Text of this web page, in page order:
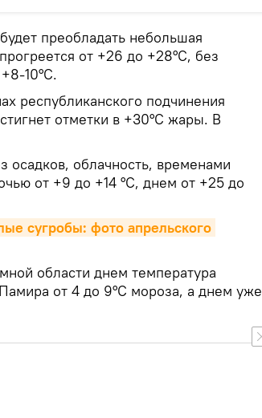
преобладать небольшая
от +26 до +28°С, без
10°С.
республиканского подчинения
отметки в +30°С жары. В
осадков, облачность, временами
от +9 до +14 °С, днем от +25 до
сугробы: фото апрельского
области днем температура
от 4 до 9°С мороза, а днем уже